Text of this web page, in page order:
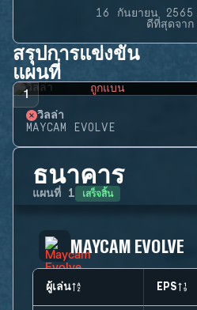
16 กันยายน
ดีที่สุดจา
สรุปการแข่งขัน
แผนที่
1 ถูกแบน
วิลล่า
MAYCAM EVOLVE
ธนาคาร
แผนที่ 1 เสร็จสิ้น
MAYCAM EVOLVE
ผู้เล่น EPS